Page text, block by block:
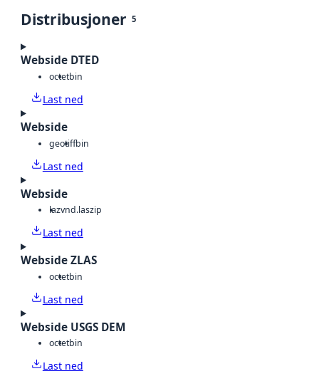
Distribusjoner 5
Webside DTED
octetbin
Last ned
Webside
geotiffbin
Last ned
Webside
lazvnd.laszip
Last ned
Webside ZLAS
octetbin
Last ned
Webside USGS DEM
octetbin
Last ned